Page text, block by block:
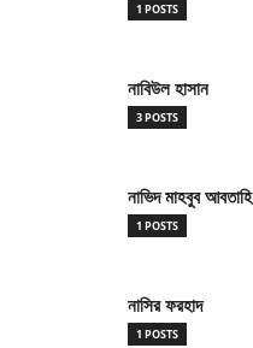
1 POSTS
নাবিউল হাসান
3 POSTS
নাভিদ মাহবুব আবতাহি
1 POSTS
নাসির ফরহাদ
1 POSTS